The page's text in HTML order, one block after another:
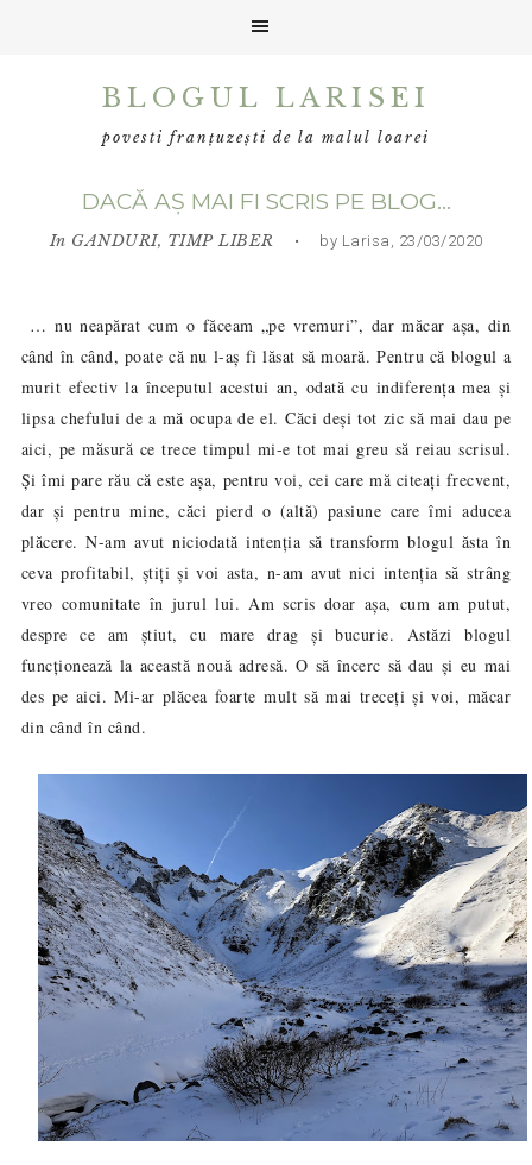
BLOGUL LARISEI
povesti franțuzești de la malul loarei
DACĂ AȘ MAI FI SCRIS PE BLOG…
In GANDURI, TIMP LIBER • by Larisa, 23/03/2020
… nu neapărat cum o făceam „pe vremuri”, dar măcar așa, din
când în când, poate că nu l-aș fi lăsat să moară. Pentru că blogul a
murit efectiv la începutul acestui an, odată cu indiferența mea și
lipsa chefului de a mă ocupa de el. Căci deși tot zic să mai dau pe
aici, pe măsură ce trece timpul mi-e tot mai greu să reiau scrisul.
Și îmi pare rău că este așa, pentru voi, cei care mă citeați frecvent,
dar și pentru mine, căci pierd o (altă) pasiune care îmi aducea
plăcere. N-am avut niciodată intenția să transform blogul ăsta în
ceva profitabil, știți și voi asta, n-am avut nici intenția să strâng
vreo comunitate în jurul lui. Am scris doar așa, cum am putut,
despre ce am știut, cu mare drag și bucurie. Astăzi blogul
funcționează la această nouă adresă. O să încerc să dau și eu mai
des pe aici. Mi-ar plăcea foarte mult să mai treceți și voi, măcar
din când în când.